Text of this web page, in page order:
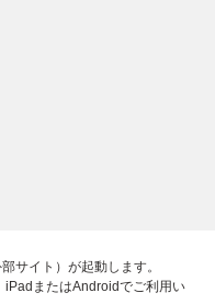
サイト）が起動します。
iPadまたはAndroidでご利用い